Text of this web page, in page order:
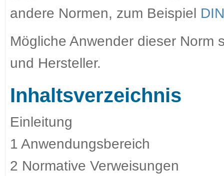
andere Normen, zum Beispiel
Mögliche Anwender dieser Norm
und Hersteller.
Inhaltsverzeichnis
Einleitung
1 Anwendungsbereich
2 Normative Verweisungen